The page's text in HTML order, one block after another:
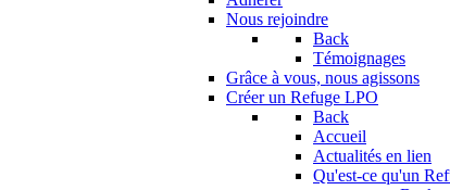
Nous rejoindre
Back
Témoignages
Grâce à vous, nous agissons
Créer un Refuge LPO
Back
Accueil
Actualités en lien
Qu'est-ce qu'un